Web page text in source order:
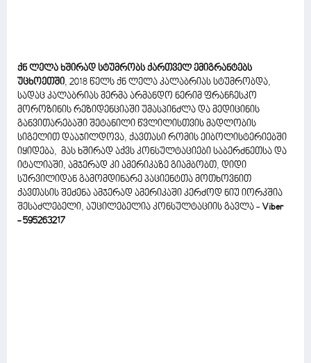
ქნ ლელა ხშირად სტუმრობს ქართველ ემიგრანტებს
უცხოეთში, 2018 წელს ქნ ლელა კალაბრიას სტუმრობდა,
სადაც კალაბრიას მერმა არმანდო ნერიმ ფრანჩესკო
მოროზინის რეზიდენციაში უმასპინძლა და მედიცინის
განვითარებაში შეტანილი წვლილისთვის მადლობის
სიგელით დააჯილდოვა, ქავთასი რომის ეიბოლისტერიებში
იყიდება, მას ხშირად აქვს კონსულტაციები საბერძნეთსა და
იტალიაში, ამჯერად კი ამერიკაზე გიამბობთ, დიდი
სურვილიდან გამომდინარე პაციენტთა მოთხოვნით
ქავთასის შეძენა ამჯერად ამერიკაში კერძოდ ნიუ იორკშია
შესაძლებელი, აუცილებელია კონსულტაციის გავლა - Viber
- 595263217